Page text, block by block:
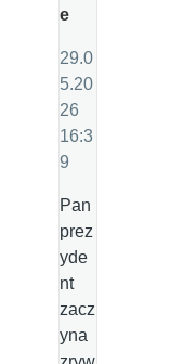
e
29.0
5.20
26
16:3
9
Pan
prez
yde
nt
zacz
yna